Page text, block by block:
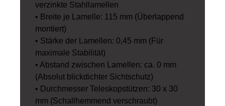
verzinkte Stahllamellen
• Breite je Lamelle: 115 mm (Überlappend
montiert)
• Stärke der Lamellen: 0,45 mm (Für
maximale Stabilität)
• Abstand zwischen Lamellen: ca. 0 mm
(Absolut blickdichter Sichtschutz)
• Durchmesser Teleskopstützen: 30 x 30
mm (Schallhemmend verschraubt)